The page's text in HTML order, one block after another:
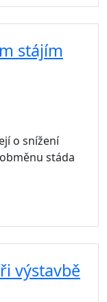
stájím
o snížení
stáda
výstavbě